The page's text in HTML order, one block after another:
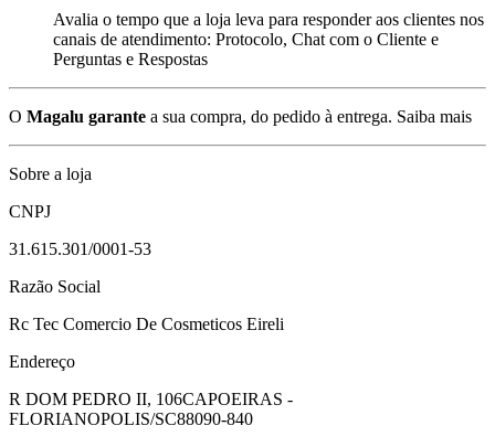
Avalia o tempo que a loja leva para responder aos clientes nos
canais de atendimento: Protocolo, Chat com o Cliente e
Perguntas e Respostas
O Magalu garante a sua compra, do pedido à entrega. Saiba mais
Sobre a loja
CNPJ
31.615.301/0001-53
Razão Social
Rc Tec Comercio De Cosmeticos Eireli
Endereço
R DOM PEDRO II, 106CAPOEIRAS -
FLORIANOPOLIS/SC88090-840